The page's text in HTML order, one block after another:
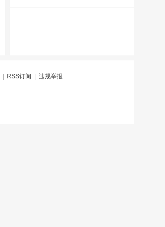
RSS订阅 违规举报